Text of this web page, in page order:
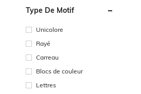
Type De Motif
Unicolore
Rayé
Carreau
Blocs de couleur
Lettres